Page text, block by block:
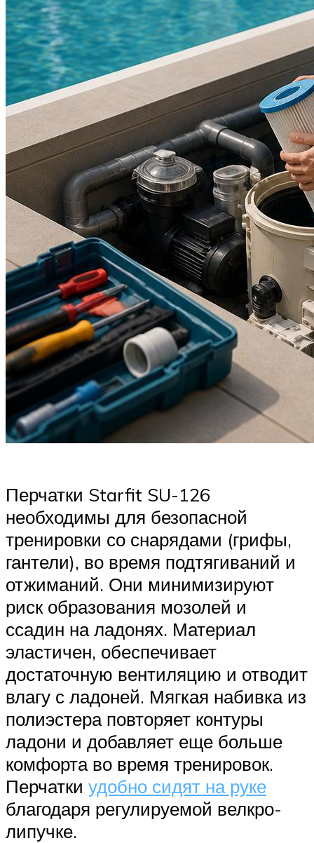
Перчатки Starfit SU-126
необходимы для безопасной
тренировки со снарядами (грифы,
гантели), во время подтягиваний и
отжиманий. Они минимизируют
риск образования мозолей и
ссадин на ладонях. Материал
эластичен, обеспечивает
достаточную вентиляцию и отводит
влагу с ладоней. Мягкая набивка из
полиэстера повторяет контуры
ладони и добавляет еще больше
комфорта во время тренировок.
Перчатки удобно сидят на руке
благодаря регулируемой велкро-
липучке.